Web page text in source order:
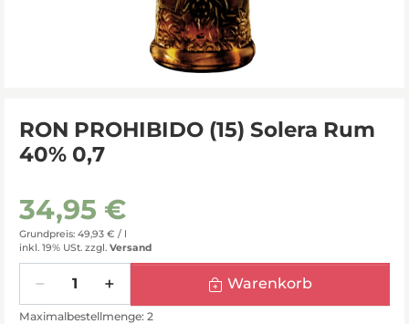
RON PROHIBIDO (15) Solera Rum
40% 0,7
34,95 €
Grundpreis: 49,93 € / l
inkl. 19% USt. zzgl. Versand
Warenkorb
Maximalbestellmenge: 2